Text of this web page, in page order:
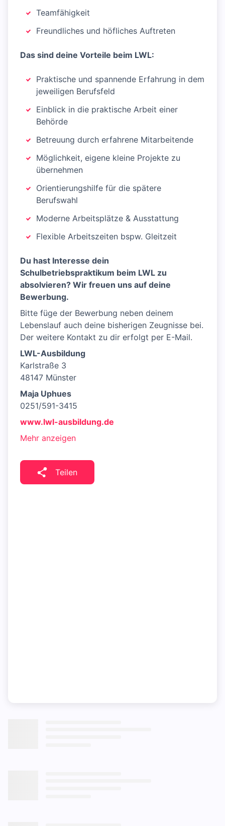
Teamfähigkeit
Freundliches und höfliches Auftreten
Das sind deine Vorteile beim LWL:
Praktische und spannende Erfahrung in dem
jeweiligen Berufsfeld
Einblick in die praktische Arbeit einer
Behörde
Betreuung durch erfahrene Mitarbeitende
Möglichkeit, eigene kleine Projekte zu
übernehmen
Orientierungshilfe für die spätere
Berufswahl
Moderne Arbeitsplätze & Ausstattung
Flexible Arbeitszeiten bspw. Gleitzeit
Du hast Interesse dein
Schulbetriebspraktikum beim LWL zu
absolvieren? Wir freuen uns auf deine
Bewerbung.
Bitte füge der Bewerbung neben deinem
Lebenslauf auch deine bisherigen Zeugnisse bei.
Der weitere Kontakt zu dir erfolgt per E-Mail.
LWL-Ausbildung
Karlstraße 3
48147 Münster
Maja Uphues
0251/591-3415
www.lwl-ausbildung.de
Mehr anzeigen
Teilen